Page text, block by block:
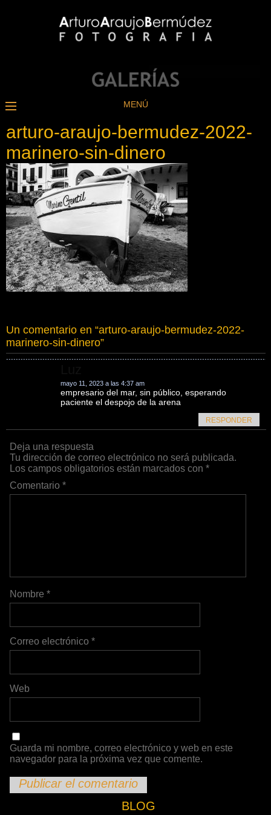
MENÚ
arturo-araujo-bermudez-2022-
marinero-sin-dinero
Un comentario en “arturo-araujo-bermudez-2022-
marinero-sin-dinero”
mayo 11, 2023 a las 4:37 am
empresario del mar, sin público, esperando
paciente el despojo de la arena
RESPONDER
Deja una respuesta
Tu dirección de correo electrónico no será publicada.
Los campos obligatorios están marcados con *
Comentario *
Nombre *
Correo electrónico *
Web
Guarda mi nombre, correo electrónico y web en este
navegador para la próxima vez que comente.
BLOG